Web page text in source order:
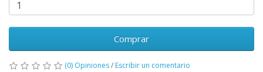
Comprar
(0) Opiniones/ Escribir un comentario